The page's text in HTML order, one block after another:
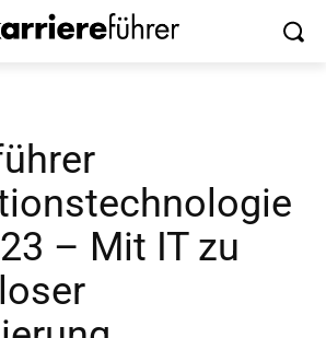
– Mit IT zu